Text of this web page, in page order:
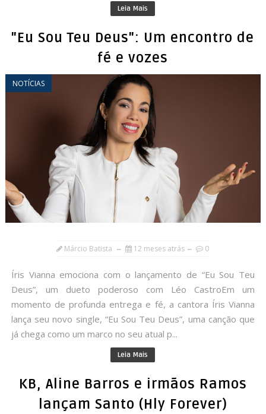
Leia Mais
"Eu Sou Teu Deus": Um encontro de
fé e vozes
NOTÍCIAS
Márcio Batista 12 meses atrás 0
Íris Vianna emociona com o lançamento de “Eu Sou Teu
Deus”, um dueto poderoso com Léo CastroEm um
momento de profunda entrega e fé, a cantora Íris Vianna
lança seu novo single, “Eu Sou Teu Deus”, uma canção que
já chega como um marco no seu atual p...
Leia Mais
KB, Aline Barros e irmãos Ramos
lançam Santo (Hly Forever)